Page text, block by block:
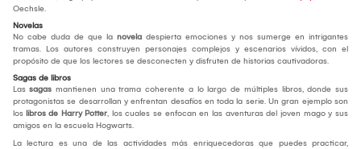
Oechsle.
Novelas
No cabe duda de que la novela despierta emociones y nos sumerge en intrigantes
tramas. Los autores construyen personajes complejos y escenarios vívidos, con el
propósito de que los lectores se desconecten y disfruten de historias cautivadoras.
Sagas de libros
Las sagas mantienen una trama coherente a lo largo de múltiples libros, donde sus
protagonistas se desarrollan y enfrentan desafíos en toda la serie. Un gran ejemplo son
los libros de Harry Potter, los cuales se enfocan en las aventuras del joven mago y sus
amigos en la escuela Hogwarts.
La lectura es una de las actividades más enriquecedoras que puedes practicar,